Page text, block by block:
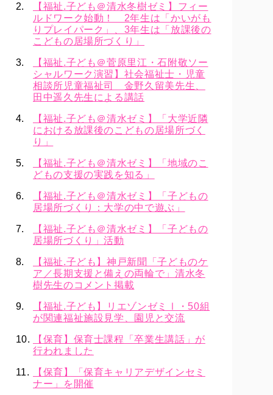
【福祉.子ども＠清水冬樹ゼミ】フィー
ルドワーク始動！ 2年生は「かいがも
りプレイパーク」、3年生は「放課後の
こどもの居場所づくり」
【福祉.子ども＠菅原里江・石附敬ソー
シャルワーク演習】社会福祉士・児童
相談所児童福祉司 金野久留美先生、
田中遥久先生による講話
【福祉.子ども＠清水ゼミ】「大学近隣
における放課後のこどもの居場所づく
り」
【福祉.子ども＠清水ゼミ】「地域のこ
どもの支援の実践を知る」
【福祉.子ども＠清水ゼミ】「子どもの
居場所づくり：大学の中で遊ぶ」
【福祉.子ども＠清水ゼミ】「子どもの
居場所づくり」活動
【福祉.子ども】神戸新聞「子どものケ
ア／長期支援と備えの両輪で」清水冬
樹先生のコメント掲載
【福祉.子ども】リエゾンゼミⅠ・50組
が関連福祉施設見学、園児と交流
【保育】保育士課程「卒業生講話」が
行われました
【保育】「保育キャリアデザインセミ
ナー」を開催